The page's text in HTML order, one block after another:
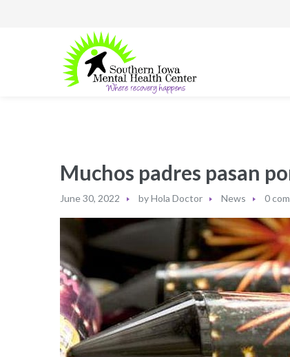
Muchos padres pasan
June 30, 2022 byHola Doctor News 0